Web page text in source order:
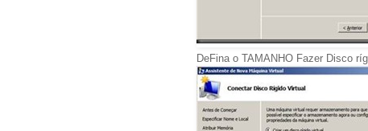
DeFina o TAMANHO Fazer Disco